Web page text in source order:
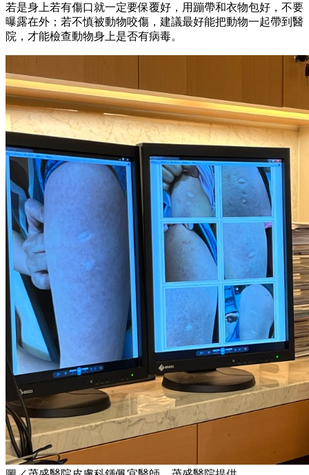
若是身上若有傷口就一定要保覆好，用蹦帶和衣物包好，不要
曝露在外；若不慎被動物咬傷，建議最好能把動物一起帶到醫
院，才能檢查動物身上是否有病毒。